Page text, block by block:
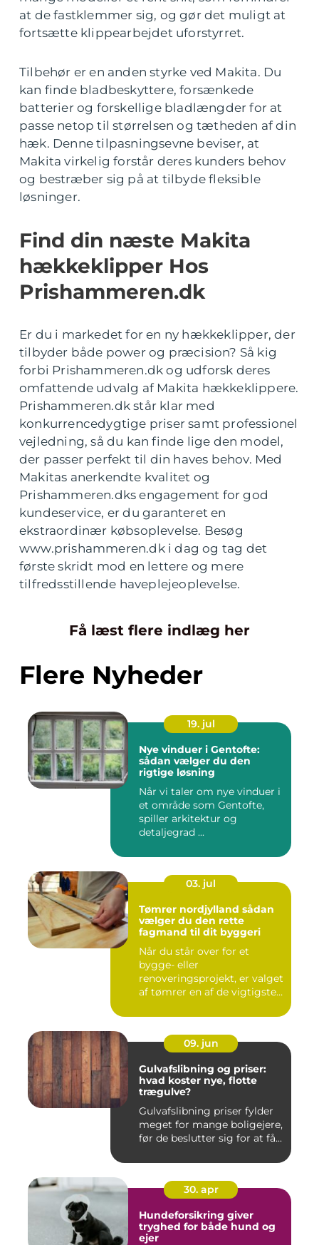
at de fastklemmer sig, og gør det muligt at
fortsætte klippearbejdet uforstyrret.
Tilbehør er en anden styrke ved Makita. Du
kan finde bladbeskyttere, forsænkede
batterier og forskellige bladlængder for at
passe netop til størrelsen og tætheden af din
hæk. Denne tilpasningsevne beviser, at
Makita virkelig forstår deres kunders behov
og bestræber sig på at tilbyde fleksible
løsninger.
Find din næste Makita
hækkeklipper Hos
Prishammeren.dk
Er du i markedet for en ny hækkeklipper, der
tilbyder både power og præcision? Så kig
forbi Prishammeren.dk og udforsk deres
omfattende udvalg af Makita hækkeklippere.
Prishammeren.dk står klar med
konkurrencedygtige priser samt professionel
vejledning, så du kan finde lige den model,
der passer perfekt til din haves behov. Med
Makitas anerkendte kvalitet og
Prishammeren.dks engagement for god
kundeservice, er du garanteret en
ekstraordinær købsoplevelse. Besøg
www.prishammeren.dk i dag og tag det
første skridt mod en lettere og mere
tilfredsstillende haveplejeoplevelse.
Få læst flere indlæg her
Flere Nyheder
19. jul
Nye vinduer i Gentofte:
sådan vælger du den
rigtige løsning
Når vi taler om nye vinduer i
et område som Gentofte,
spiller arkitektur og
detaljegrad ...
03. jul
Tømrer nordjylland sådan
vælger du den rette
fagmand til dit byggeri
Når du står over for et
bygge- eller
renoveringsprojekt, er valget
af tømrer en af de vigtigste
09. jun
Gulvafslibning og priser:
hvad koster nye, flotte
trægulve?
Gulvafslibning priser fylder
meget for mange boligejere,
før de beslutter sig for at få...
30. apr
Hundeforsikring giver
tryghed for både hund og
ejer